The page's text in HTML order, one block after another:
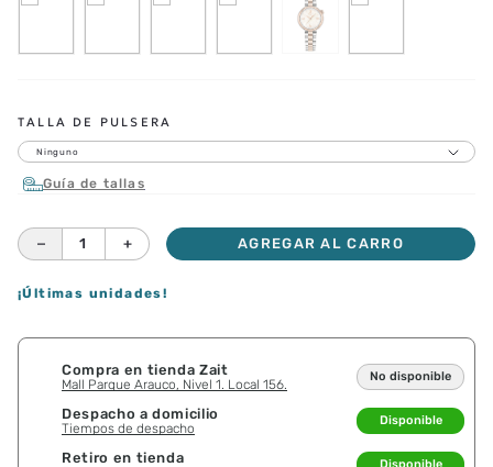
TALLA DE PULSERA
Ninguno
Guía de tallas
＋
－ AGREGAR AL CARRO
¡Últimas unidades!
Compra en tienda Zait
Mall Parque Arauco, Nivel 1. Local 156.
No disponible
Despacho a domicilio
Tiempos de despacho
Disponible
Retiro en tienda